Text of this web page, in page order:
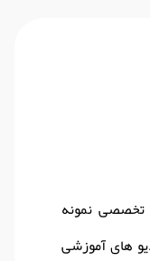
تخصصی نمونه
های آموزشی